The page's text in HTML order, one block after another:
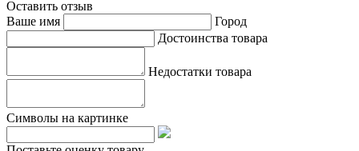
Оставить отзыв
Ваше имя
Город
Достоинства товара
Недостатки товара
Символы на картинке